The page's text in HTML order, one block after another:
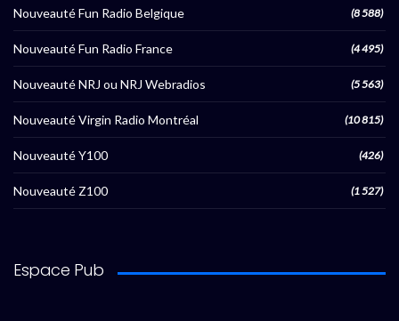
Nouveauté Fun Radio Belgique (8 588)
Nouveauté Fun Radio France (4 495)
Nouveauté NRJ ou NRJ Webradios (5 563)
Nouveauté Virgin Radio Montréal (10 815)
Nouveauté Y100 (426)
Nouveauté Z100 (1 527)
Espace Pub